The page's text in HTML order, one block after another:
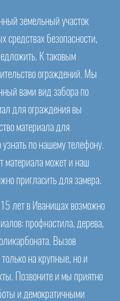
земельный участок
средствах безопасности,
К таковым
ограждений. Мы
вами вид забора по
для ограждения вы
материала для
узнать по нашему телефону.
материала может и наш
пригласить для замера.
лет в Иванищах возможно
профнастила, дерева,
Вызов
на крупные, но и
Позвоните и мы приятно
и демократичными